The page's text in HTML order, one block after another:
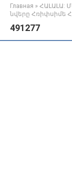
Главная » ՀԱԼԱԼԱ:
նվերը Հռիփսիմե
491277